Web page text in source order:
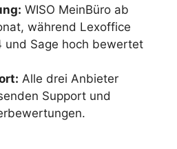
WISO MeinBüro ab
während Lexoffice
und Sage hoch bewertet
Alle drei Anbieter
Support und